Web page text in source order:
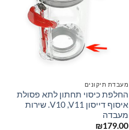
מעבדת תיקונים
החלפת כיסוי תחתון לתא פסולת
איסוף דייסון V10 ,V11. שירות
מעבדה
₪179.00